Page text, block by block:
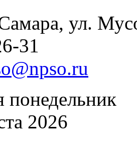
ул.
31
понедельник
2026